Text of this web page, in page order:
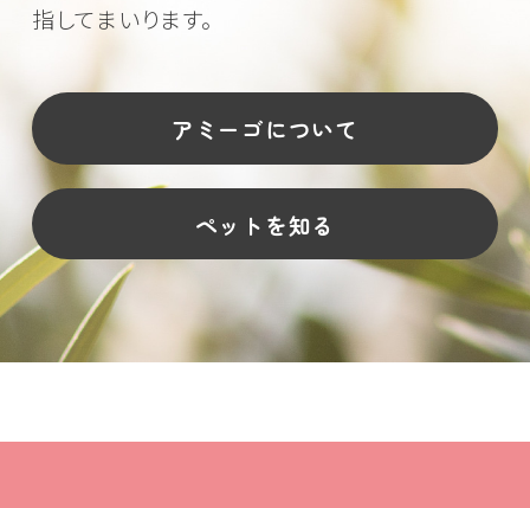
指してまいります。
アミーゴについて
ペットを知る